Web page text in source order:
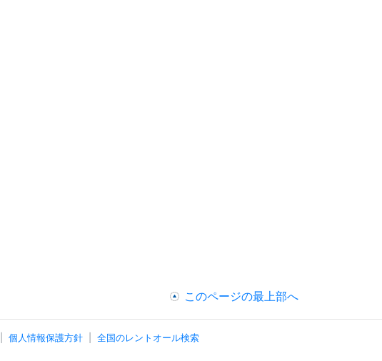
このページの最上部へ
個人情報保護方針 全国のレントオール検索